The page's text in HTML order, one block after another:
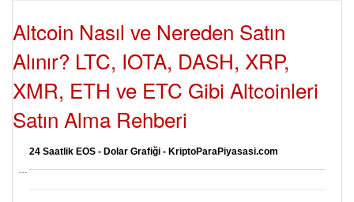
Altcoin Nasıl ve Nereden Satın
Alınır? LTC, IOTA, DASH, XRP,
XMR, ETH ve ETC Gibi Altcoinleri
Satın Alma Rehberi
24 Saatlik EOS - Dolar Grafiği - KriptoParaPiyasasi.com